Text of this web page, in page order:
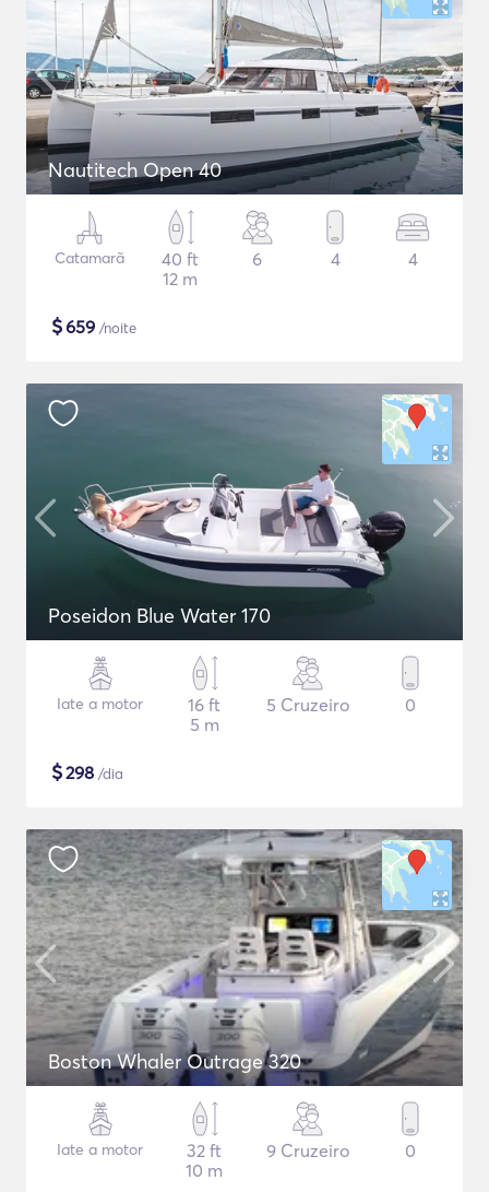
Nautitech Open 40
Catamarã
40 ft
12 m
6 4 4
$659 /noite
Poseidon Blue Water 170
Iate a motor
16 ft
5 m
5 Cruzeiro 0
$298 /dia
Boston Whaler Outrage 320
Iate a motor
32 ft
10 m
9 Cruzeiro 0